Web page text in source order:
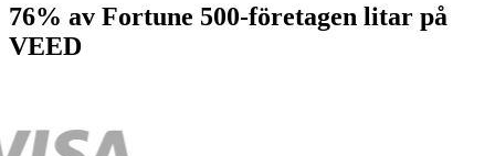
76% av Fortune 500-företagen litar på
VEED